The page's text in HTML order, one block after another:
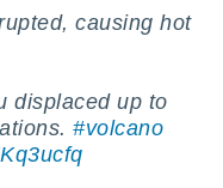
causing hot
displaced up to
#volcano